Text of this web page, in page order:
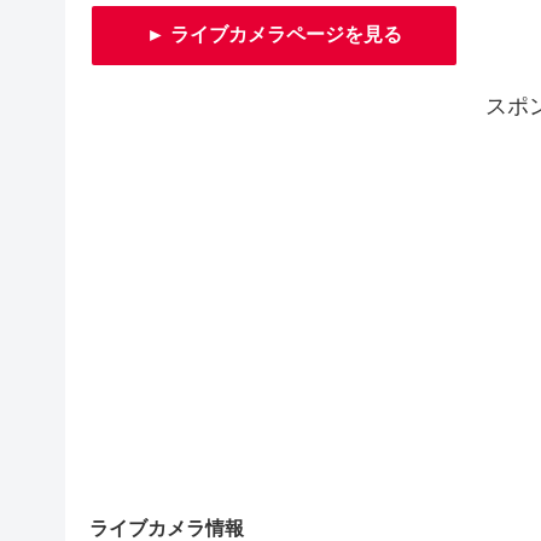
► ライブカメラページを見る
スポ
ライブカメラ情報